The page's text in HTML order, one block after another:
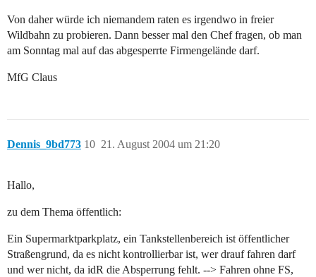
Von daher würde ich niemandem raten es irgendwo in freier
Wildbahn zu probieren. Dann besser mal den Chef fragen, ob man
am Sonntag mal auf das abgesperrte Firmengelände darf.
MfG Claus
Dennis_9bd773 21. August 2004 um 21:20
10
Hallo,
zu dem Thema öffentlich:
Ein Supermarktparkplatz, ein Tankstellenbereich ist öffentlicher
Straßengrund, da es nicht kontrollierbar ist, wer drauf fahren darf
und wer nicht, da idR die Absperrung fehlt. --> Fahren ohne FS,